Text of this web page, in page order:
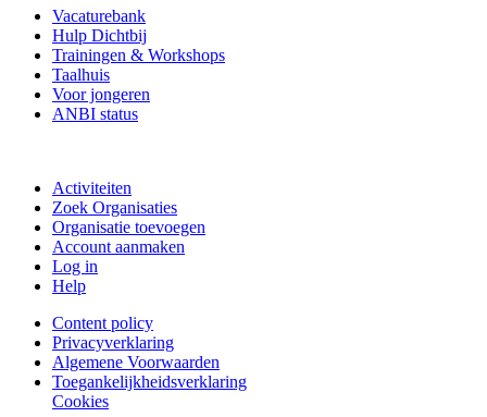
Vacaturebank
Hulp Dichtbij
Trainingen & Workshops
Taalhuis
Voor jongeren
ANBI status
Activiteiten
Zoek Organisaties
Organisatie toevoegen
Account aanmaken
Log in
Help
Content policy
Privacyverklaring
Algemene Voorwaarden
Toegankelijkheidsverklaring
Cookies